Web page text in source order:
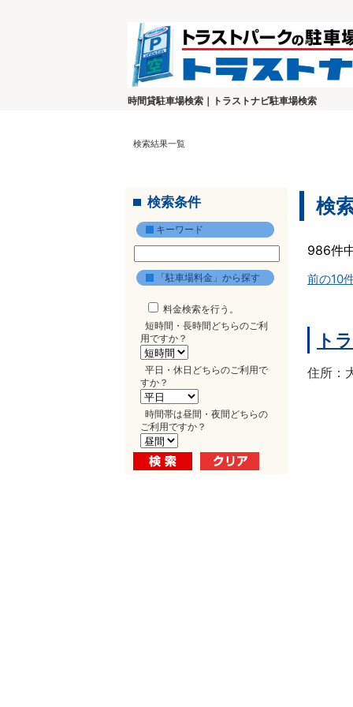
時間貸駐車場検索｜トラストナビ駐車場検索
検索結果一覧
検索条件
キーワード
「駐車場料金」から探す
料金検索を行う。
短時間・長時間どちらのご利
用ですか？
平日・休日どちらのご利用で
すか？
時間帯は昼間・夜間どちらの
ご利用ですか？
検
986件
前の10
ト
住所：